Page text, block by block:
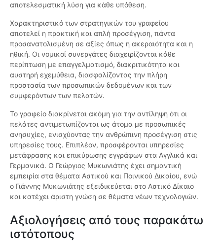
αποτελεσματική λύση για κάθε υπόθεση.
Χαρακτηριστικό των στρατηγικών του γραφείου
αποτελεί η πρακτική και απλή προσέγγιση, πάντα
προσανατολισμένη σε αξίες όπως η ακεραιότητα και η
ηθική. Οι νομικοί συνεργάτες διαχειρίζονται κάθε
περίπτωση με επαγγελματισμό, διακριτικότητα και
αυστηρή εχεμύθεια, διασφαλίζοντας την πλήρη
προστασία των προσωπικών δεδομένων και των
συμφερόντων των πελατών.
Το γραφείο διακρίνεται ακόμη για την αντίληψη ότι οι
πελάτες αντιμετωπίζονται ως άτομα με προσωπικές
ανησυχίες, ενισχύοντας την ανθρώπινη προσέγγιση στις
υπηρεσίες τους. Επιπλέον, προσφέρονται υπηρεσίες
μετάφρασης και επικύρωσης εγγράφων στα Αγγλικά και
Γερμανικά. Ο Γεώργιος Μυκωνιάτης έχει σημαντική
εμπειρία στα θέματα Αστικού και Ποινικού Δικαίου, ενώ
ο Γιάννης Μυκωνιάτης εξειδικεύεται στο Αστικό Δίκαιο
και κατέχει άριστη γνώση σε θέματα νέων τεχνολογιών.
Αξιολογήσεις από τους παρακάτω
ιστότοπους